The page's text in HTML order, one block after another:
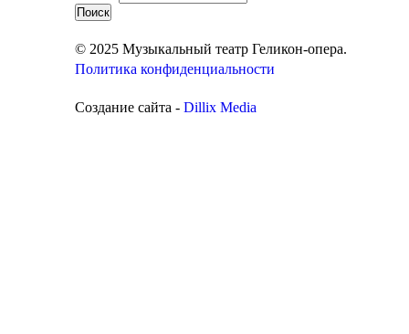
© 2025 Музыкальный театр Геликон-опера.
Политика конфиденциальности
Создание сайта - Dillix Media